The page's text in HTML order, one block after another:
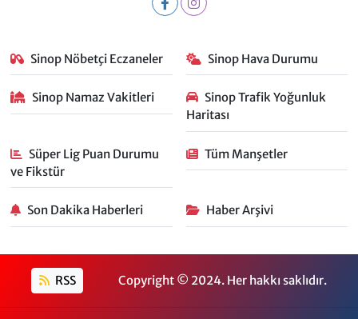
Sinop Nöbetçi Eczaneler Sinop Hava Durumu
Sinop Namaz Vakitleri
Sinop Trafik Yoğunluk
Haritası
Süper Lig Puan Durumu
ve Fikstür
Tüm Manşetler
Son Dakika Haberleri Haber Arşivi
RSS Copyright © 2024. Her hakkı saklıdır.